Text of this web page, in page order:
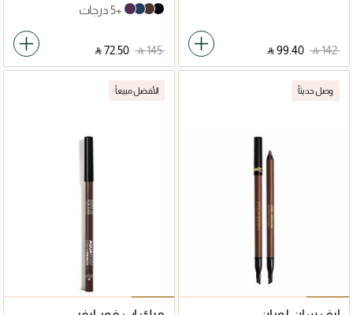
‎ ⃁ ⁦142⁩ ‎
‎ ⃁ ⁦99.40⁩ ‎
01 - Matte Charcoal
02 - Matte Wood
03 - Matte Midnight
04 - Matte Plum +5 درجات
‎ ⃁ ⁦145⁩ ‎
‎ ⃁ ⁦72.50⁩ ‎
وصل حديثاً الأفضل مبيعاً